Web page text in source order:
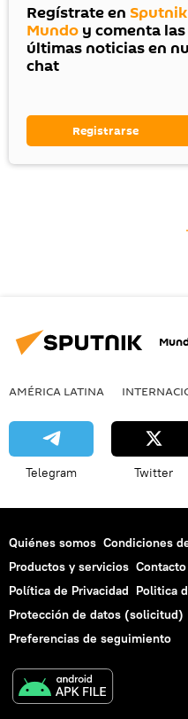
Regístrate en Sputnik
Mundo y comenta las
últimas noticias en
chat
Registrarse
AMÉRICA LATINA
Telegram Twitter
Quiénes somos Condiciones
Productos y servicios Contacto
Política de Privacidad Politica
Protección de datos (solicitud)
Preferencias de seguimiento